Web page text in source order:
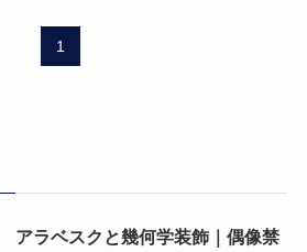
1
アラベスクと幾何学装飾｜偶像禁